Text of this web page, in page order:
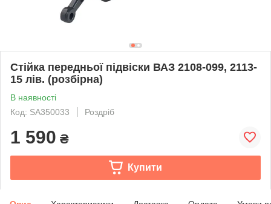
Стійка передньої підвіски ВАЗ 2108-099, 2113-
15 лів. (розбірна)
В наявності
Код: SA350033
Роздріб
1 590 ₴
Купити